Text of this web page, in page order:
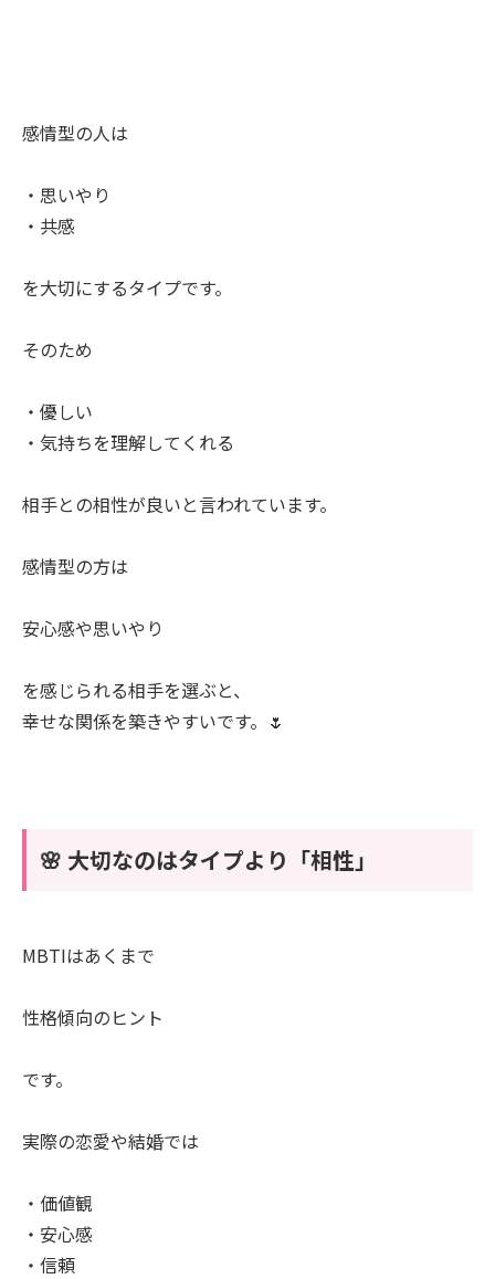
感情型の人は
・思いやり
・共感
を大切にするタイプです。
そのため
・優しい
・気持ちを理解してくれる
相手との相性が良いと言われています。
感情型の方は
安心感や思いやり
を感じられる相手を選ぶと、
幸せな関係を築きやすいです。🌷
🌸 大切なのはタイプより「相性」
MBTIはあくまで
性格傾向のヒント
です。
実際の恋愛や結婚では
・価値観
・安心感
・信頼